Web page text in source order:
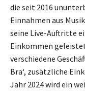
die seit 2016
Einnahmen aus
seine Live-Auftritte
Einkommen
verschiedene
Bra‘, zusätzliche
Jahr 2024 wird ein